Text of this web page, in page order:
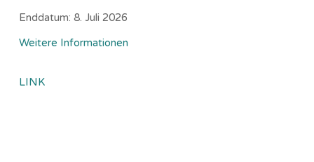
Enddatum: 8. Juli 2026
Weitere Informationen
LINK